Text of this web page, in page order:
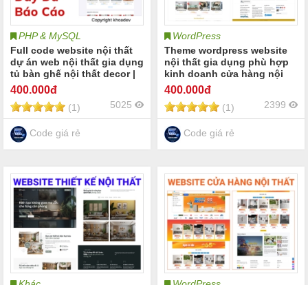
PHP & MySQL
Full code website nội thất
dự án web nội thất gia dụng
tủ bàn ghế nội thất decor |
Đầy đủ báo cáo website bán
nội thất
400.000đ
(1) 5025
Code giá rẻ
WordPress
Theme wordpress website
nội thất gia dụng phù hợp
kinh doanh cửa hàng nội
thất gia đình nội thất văn
phòng nội thất showroom |
Website wordpress nội thất
mới nhất 2026
400.000đ
(1) 2399
Code giá rẻ